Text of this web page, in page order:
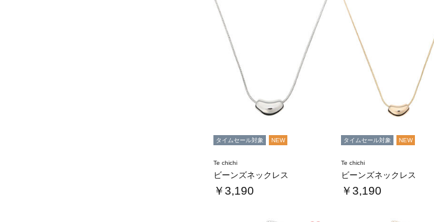
タイムセール対象 NEW
Te chichi
ビーンズネックレス
￥3,190
タイムセール対象 NEW
Te chichi
ビーンズネックレス
￥3,190